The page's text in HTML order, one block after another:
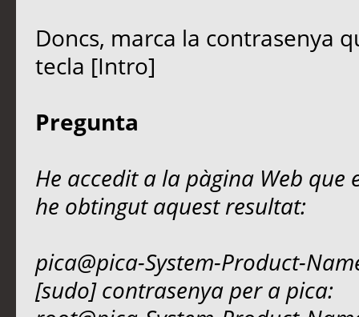
Doncs, marca la contrasenya
tecla [Intro]
Pregunta
He accedit a la pàgina Web
he obtingut aquest resultat:
pica@pica-System-Product-
[sudo] contrasenya per a pica: